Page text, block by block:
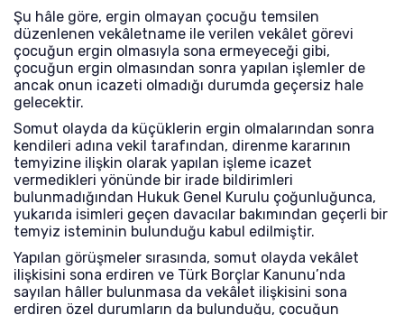
Şu hâle göre, ergin olmayan çocuğu temsilen
düzenlenen vekâletname ile verilen vekâlet görevi
çocuğun ergin olmasıyla sona ermeyeceği gibi,
çocuğun ergin olmasından sonra yapılan işlemler de
ancak onun icazeti olmadığı durumda geçersiz hale
gelecektir.
Somut olayda da küçüklerin ergin olmalarından sonra
kendileri adına vekil tarafından, direnme kararının
temyizine ilişkin olarak yapılan işleme icazet
vermedikleri yönünde bir irade bildirimleri
bulunmadığından Hukuk Genel Kurulu çoğunluğunca,
yukarıda isimleri geçen davacılar bakımından geçerli bir
temyiz isteminin bulunduğu kabul edilmiştir.
Yapılan görüşmeler sırasında, somut olayda vekâlet
ilişkisini sona erdiren ve Türk Borçlar Kanunu’nda
sayılan hâller bulunmasa da vekâlet ilişkisini sona
erdiren özel durumların da bulunduğu, çocuğun